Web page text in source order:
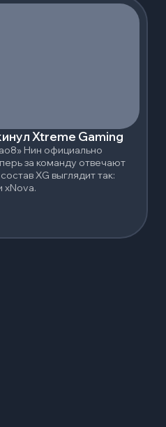
Xtreme Gaming
Нин официально
за команду отвечают
XG выглядит так:
xNova.